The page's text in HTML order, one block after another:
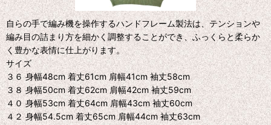
自らの手で編み機を操作するハンドフレーム製法は、テンションや
編み目の詰まり方を細かく調整することができ、ふっくらと柔らか
く豊かな表情に仕上がります。
サイズ
３６ 身幅48cm 着丈61cm 肩幅41cm 袖丈58cm
３８ 身幅50cm 着丈62cm 肩幅42cm 袖丈59cm
４０ 身幅53cm 着丈64cm 肩幅43cm 袖丈60cm
４２ 身幅54.5cm 着丈65cm 肩幅44cm 袖丈63cm